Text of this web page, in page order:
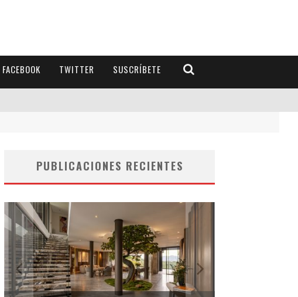
FACEBOOK TWITTER SUSCRÍBETE
PUBLICACIONES RECIENTES